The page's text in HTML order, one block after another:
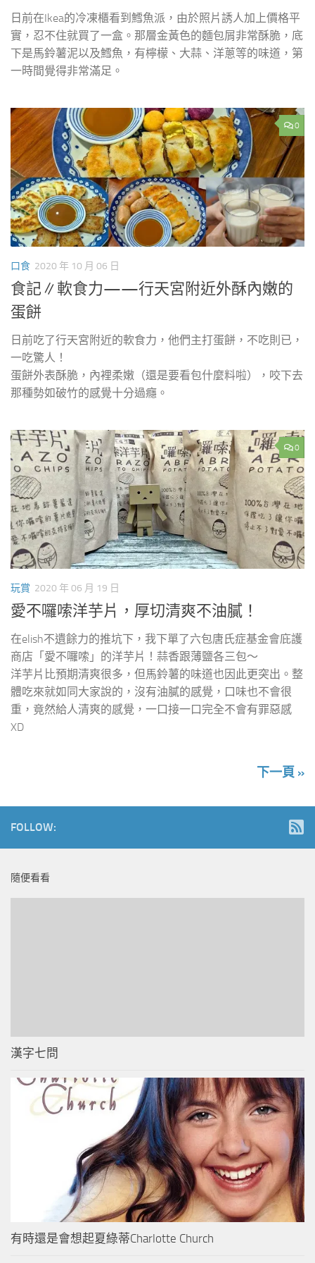
日前在Ikea的冷凍櫃看到鱈魚派，由於照片誘人加上價格平
實，忍不住就買了一盒。那層金黃色的麵包屑非常酥脆，底
下是馬鈴薯泥以及鱈魚，有檸檬、大蒜、洋蔥等的味道，第
一時間覺得非常滿足。
0
口食 2020 年 10 月 06 日
食記∥軟食力——行天宮附近外酥內嫩的
蛋餅
日前吃了行天宮附近的軟食力，他們主打蛋餅，不吃則已，
一吃驚人！
蛋餅外表酥脆，內裡柔嫩（還是要看包什麼料啦），咬下去
那種勢如破竹的感覺十分過癮。
0
玩賞 2020 年 06 月 19 日
愛不囉嗦洋芋片，厚切清爽不油膩！
在elish不遺餘力的推坑下，我下單了六包唐氏症基金會庇護
商店「愛不囉嗦」的洋芋片！蒜香跟薄鹽各三包～
洋芋片比預期清爽很多，但馬鈴薯的味道也因此更突出。整
體吃來就如同大家說的，沒有油膩的感覺，口味也不會很
重，竟然給人清爽的感覺，一口接一口完全不會有罪惡感
XD
下一頁 »
FOLLOW:
隨便看看
漢字七問
有時還是會想起夏綠蒂Charlotte Church